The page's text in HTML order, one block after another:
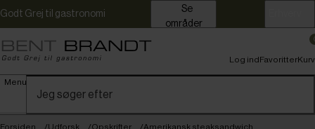
Godt Grej til gastronomi
områder
Menu
Log indFavoritterKurv
Forsiden Udforsk Opskrifter Amerikansk steaksandwich